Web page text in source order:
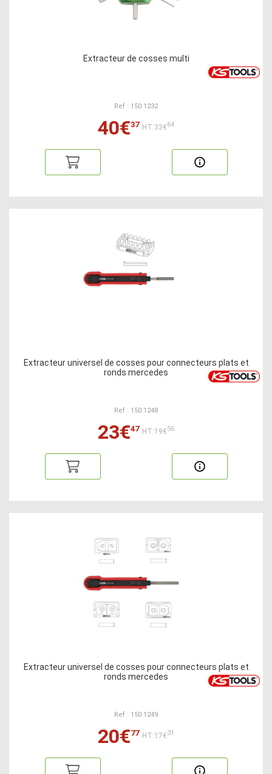
Extracteur de cosses multi
Ref : 150.1232
40€37 HT:33€64
Extracteur universel de cosses pour connecteurs plats et
ronds mercedes
Ref : 150.1248
23€47 HT:19€56
Extracteur universel de cosses pour connecteurs plats et
ronds mercedes
Ref : 150.1249
20€77 HT:17€31